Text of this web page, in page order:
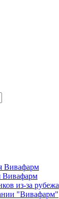
Вивафарм
Вивафарм
из-за рубежа
"Вивафарм"